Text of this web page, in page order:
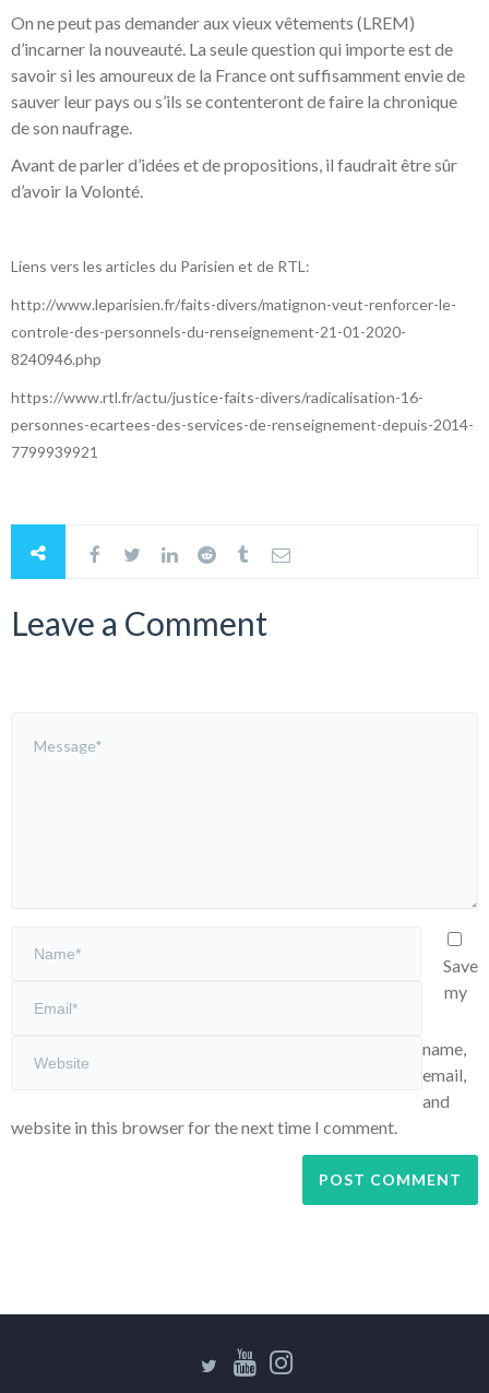
On ne peut pas demander aux vieux vêtements (LREM)
d’incarner la nouveauté. La seule question qui importe est de
savoir si les amoureux de la France ont suffisamment envie de
sauver leur pays ou s’ils se contenteront de faire la chronique
de son naufrage.
Avant de parler d’idées et de propositions, il faudrait être sûr
d’avoir la Volonté.
Liens vers les articles du Parisien et de RTL:
http://www.leparisien.fr/faits-divers/matignon-veut-renforcer-le-
controle-des-personnels-du-renseignement-21-01-2020-
8240946.php
https://www.rtl.fr/actu/justice-faits-divers/radicalisation-16-
personnes-ecartees-des-services-de-renseignement-depuis-2014-
7799939921
Leave a Comment
Save
my
name,
email,
and
website in this browser for the next time I comment.